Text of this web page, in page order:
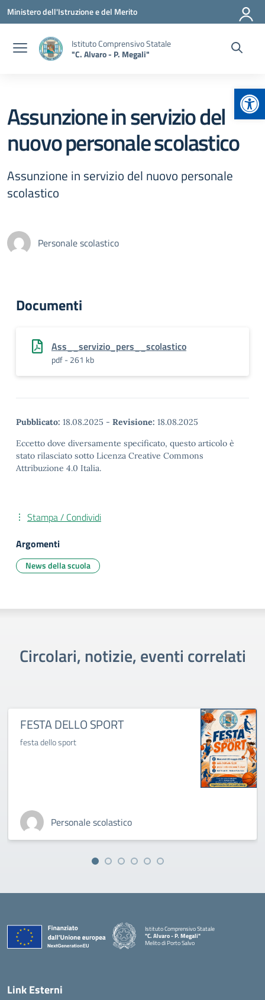
Vai ai contenuti
Vai al menu di navigazione
Vai al footer
Ministero dell'Istruzione e del Merito
Istituto Comprensivo Statale
"C. Alvaro - P. Megali"
Assunzione in servizio del
nuovo personale scolastico
Assunzione in servizio del nuovo personale
scolastico
Personale scolastico
Documenti
Ass__servizio_pers__scolastico
pdf - 261 kb
Pubblicato: 18.08.2025 - Revisione: 18.08.2025
Eccetto dove diversamente specificato, questo articolo è
stato rilasciato sotto Licenza Creative Commons
Attribuzione 4.0 Italia.
Stampa / Condividi
Argomenti
News della scuola
Circolari, notizie, eventi correlati
FESTA DELLO SPORT
festa dello sport
Personale scolastico
Istituto Comprensivo Statale
"C. Alvaro - P. Megali"
Melito di Porto Salvo
Link Esterni